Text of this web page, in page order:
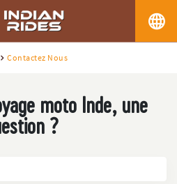
Contactez Nous
moto Inde, une
?